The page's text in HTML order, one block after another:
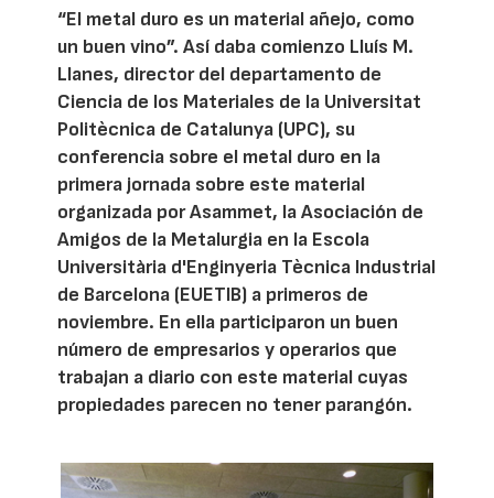
“El metal duro es un material añejo, como
un buen vino”. Así daba comienzo Lluís M.
Llanes, director del departamento de
Ciencia de los Materiales de la Universitat
Politècnica de Catalunya (UPC), su
conferencia sobre el metal duro en la
primera jornada sobre este material
organizada por Asammet, la Asociación de
Amigos de la Metalurgia en la Escola
Universitària d'Enginyeria Tècnica Industrial
de Barcelona (EUETIB) a primeros de
noviembre. En ella participaron un buen
número de empresarios y operarios que
trabajan a diario con este material cuyas
propiedades parecen no tener parangón.